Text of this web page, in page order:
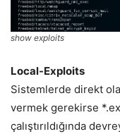
show exploits
Local-Exploits
Sistemlerde direkt
vermek gerekirse
çalıştırıldığında